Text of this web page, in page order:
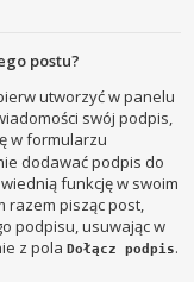
postu?
utworzyć w panelu
swój podpis,
w formularzu
dodawać podpis do
funkcję w swoim
razem pisząc post,
podpisu, usuwając w
z polaDołącz podpis.